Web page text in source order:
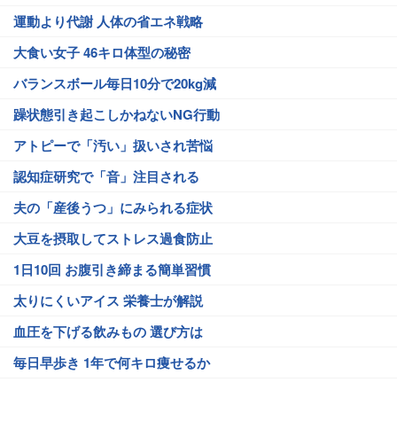
運動より代謝 人体の省エネ戦略
大食い女子 46キロ体型の秘密
バランスボール毎日10分で20kg減
躁状態引き起こしかねないNG行動
アトピーで「汚い」扱いされ苦悩
認知症研究で「音」注目される
夫の「産後うつ」にみられる症状
大豆を摂取してストレス過食防止
1日10回 お腹引き締まる簡単習慣
太りにくいアイス 栄養士が解説
血圧を下げる飲みもの 選び方は
毎日早歩き 1年で何キロ痩せるか